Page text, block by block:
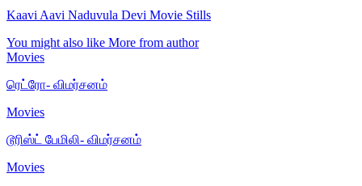
Kaavi Aavi Naduvula Devi Movie Stills
You might also like More from author
Movies
ரெட்ரோ- விமர்சனம்
Movies
டூரிஸ்ட் பேமிலி- விமர்சனம்
Movies